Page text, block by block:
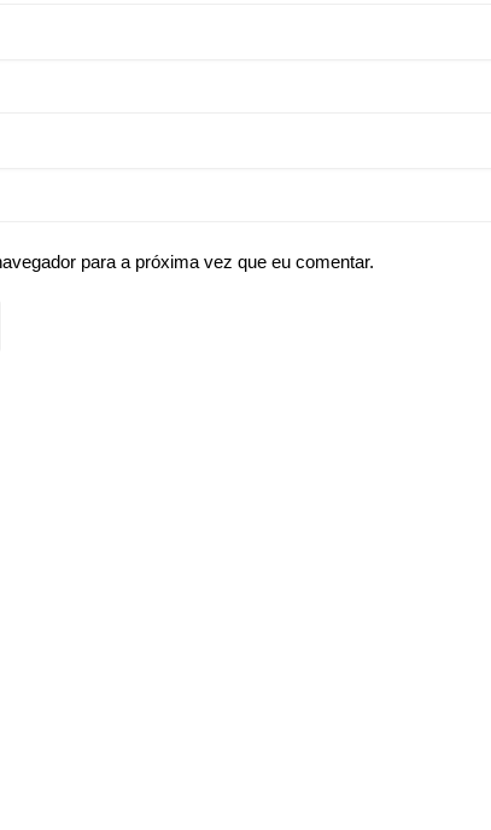
para a próxima vez que eu comentar.